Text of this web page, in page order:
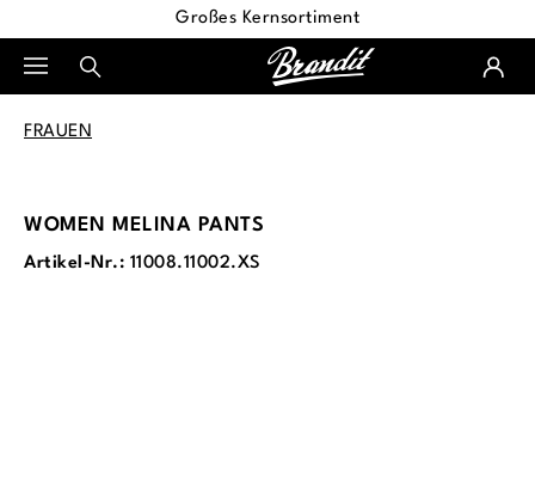
Großes Kernsortiment
FRAUEN
WOMEN MELINA PANTS
Artikel-Nr.: 11008.11002.XS